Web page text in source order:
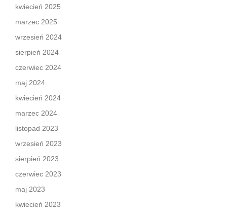
kwiecień 2025
marzec 2025
wrzesień 2024
sierpień 2024
czerwiec 2024
maj 2024
kwiecień 2024
marzec 2024
listopad 2023
wrzesień 2023
sierpień 2023
czerwiec 2023
maj 2023
kwiecień 2023